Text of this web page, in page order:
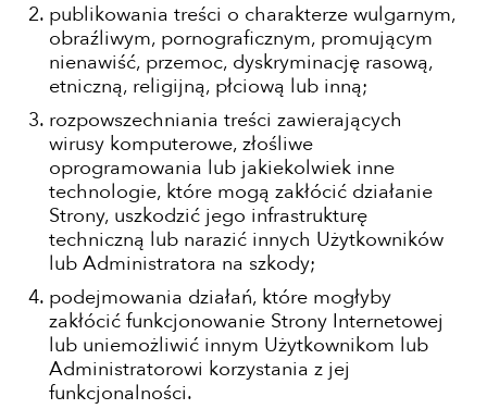
publikowania treści o charakterze wulgarnym,
obraźliwym, pornograficznym, promującym
nienawiść, przemoc, dyskryminację rasową,
etniczną, religijną, płciową lub inną;
rozpowszechniania treści zawierających
wirusy komputerowe, złośliwe
oprogramowania lub jakiekolwiek inne
technologie, które mogą zakłócić działanie
Strony, uszkodzić jego infrastrukturę
techniczną lub narazić innych Użytkowników
lub Administratora na szkody;
podejmowania działań, które mogłyby
zakłócić funkcjonowanie Strony Internetowej
lub uniemożliwić innym Użytkownikom lub
Administratorowi korzystania z jej
funkcjonalności.